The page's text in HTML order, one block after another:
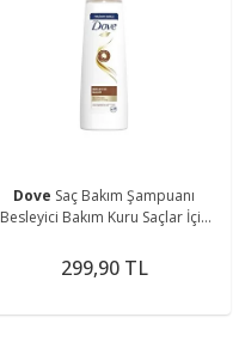
Dove Saç Bakım Şampuanı
Besleyici Bakım Kuru Saçlar İçin
299,90 TL